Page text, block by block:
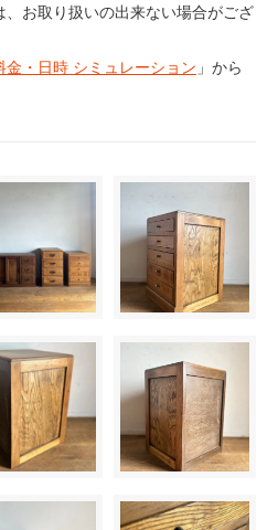
、お取り扱いの出来ない場合がござ
金・日時 シミュレーション 」から